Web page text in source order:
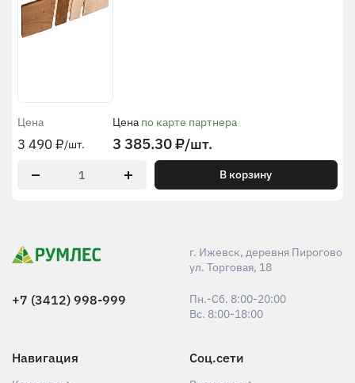
Цена
3 490₽/шт.
Цена по карте партнера
3 385.30₽/шт.
В корзину
г. Ижевск, деревня Пирогово
ул. Торговая, 18
+7 (3412) 998-999
Пн.-Сб. 8:00-20:00
Вс. 8:00-18:00
Навигация Соц.сети